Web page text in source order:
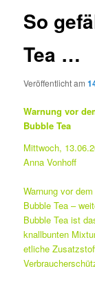
So
Tea …
Veröffentlicht am
Warnung vor
Bubble Tea
Mittwoch,
Anna Vonhoff
Warnung vor
Bubble Tea –
Bubble Tea ist
knallbunten
etliche